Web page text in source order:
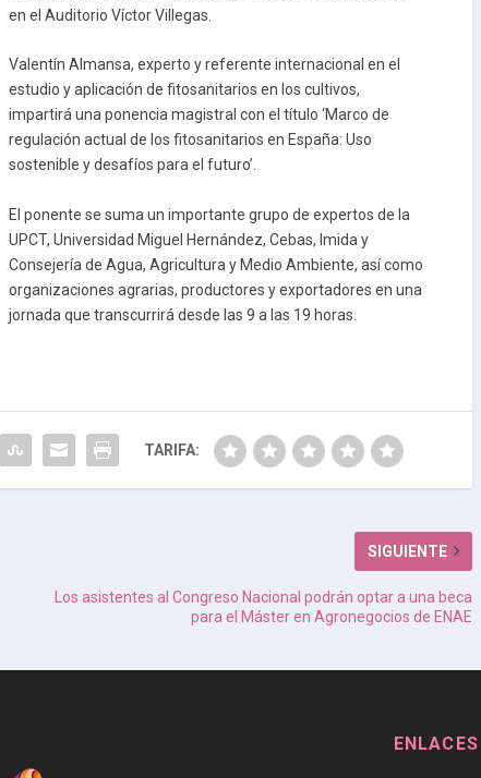
en el Auditorio Víctor Villegas.
Valentín Almansa, experto y referente internacional en el
estudio y aplicación de fitosanitarios en los cultivos,
impartirá una ponencia magistral con el título ‘Marco de
regulación actual de los fitosanitarios en España: Uso
sostenible y desafíos para el futuro’.
El ponente se suma un importante grupo de expertos de la
UPCT, Universidad Miguel Hernández, Cebas, Imida y
Consejería de Agua, Agricultura y Medio Ambiente, así como
organizaciones agrarias, productores y exportadores en una
jornada que transcurrirá desde las 9 a las 19 horas.
TARIFA:
SIGUIENTE
Los asistentes al Congreso Nacional podrán optar a una beca
para el Máster en Agronegocios de ENAE